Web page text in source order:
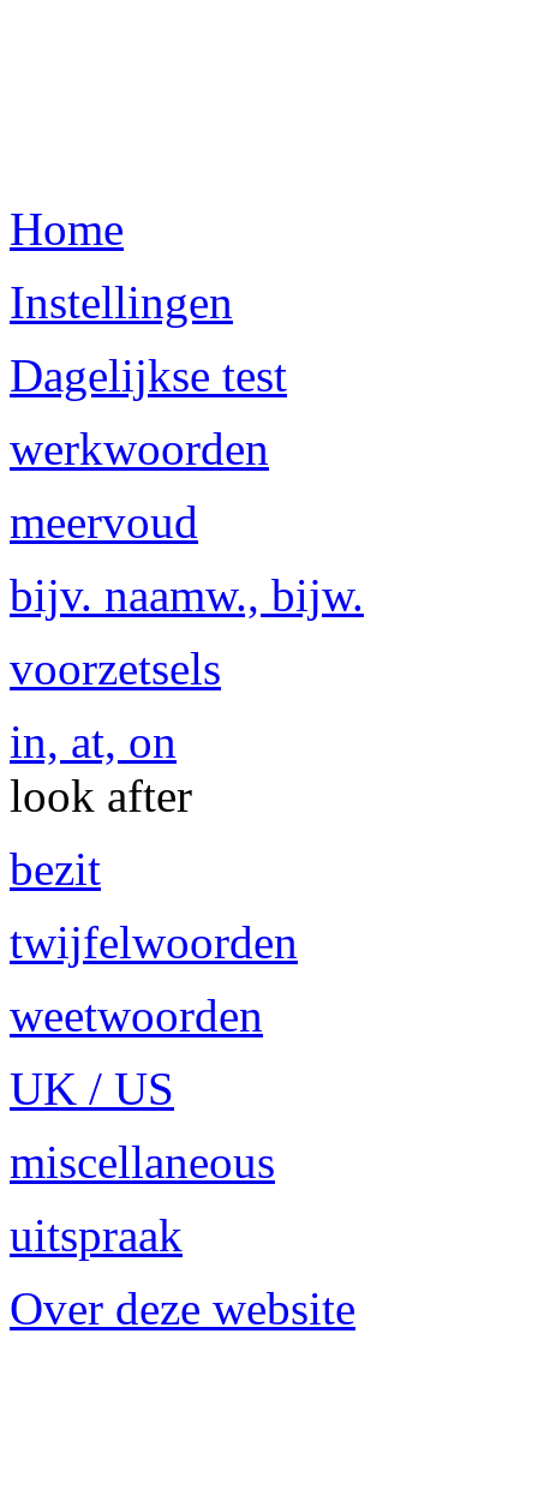
Home
Instellingen
Dagelijkse test
werkwoorden
meervoud
bijv. naamw., bijw.
voorzetsels
in, at, on
look after
bezit
twijfelwoorden
weetwoorden
UK / US
miscellaneous
uitspraak
Over deze website